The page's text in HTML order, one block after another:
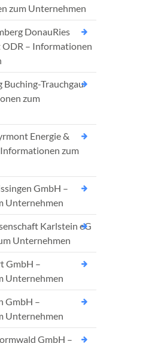
zum Unternehmen
DonauRies
– Informationen
Buching-Trauchgau
zum
Energie &
zum
GmbH –
Unternehmen
Karlstein eG
Unternehmen
GmbH –
Unternehmen
GmbH –
Unternehmen
GmbH –